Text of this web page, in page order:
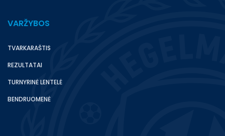
VARŽYBOS
TVARKARAŠTIS
REZULTATAI
TURNYRINĖ LENTELĖ
BENDRUOMENĖ